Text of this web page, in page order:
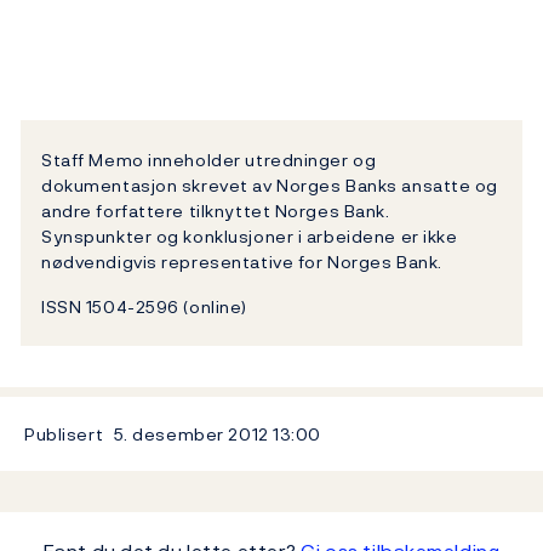
Staff Memo inneholder utredninger og
dokumentasjon skrevet av Norges Banks ansatte og
andre forfattere tilknyttet Norges Bank.
Synspunkter og konklusjoner i arbeidene er ikke
nødvendigvis representative for Norges Bank.
ISSN 1504-2596 (online)
Publisert 5. desember 201213:00